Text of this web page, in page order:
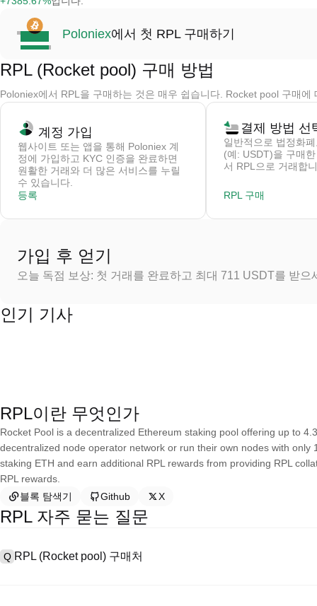
Poloniex에서 첫 RPL 구매하기
RPL (Rocket pool) 구매 방법
Poloniex에서 RPL을 구매하는 것은 매우 쉽습니다. Rocket pool 구매
계정 가입
웹사이트 또는 앱을 통해 Poloniex 계
정에 가입하고 KYC 인증을 완료하면
원활한 거래와 더 많은 서비스를 누릴
수 있습니다.
등록
결제 방법 선
일반적으로 법정화
(예: USDT)을 구매
서 RPL으로 거래합
RPL 구매
가입 후 얻기
오늘 독점 보상: 첫 거래를 완료하고 최대 711 USDT를 받으
인기 기사
RPL이란 무엇인가
Rocket Pool is a decentralized Ethereum staking pool offering up to
decentralized node operator network or run their own nodes with
staking ETH and earn additional RPL rewards from providing RPL
RPL rewards.
블록 탐색기
Github X
RPL 자주 묻는 질문
Q RPL (Rocket pool) 구매처